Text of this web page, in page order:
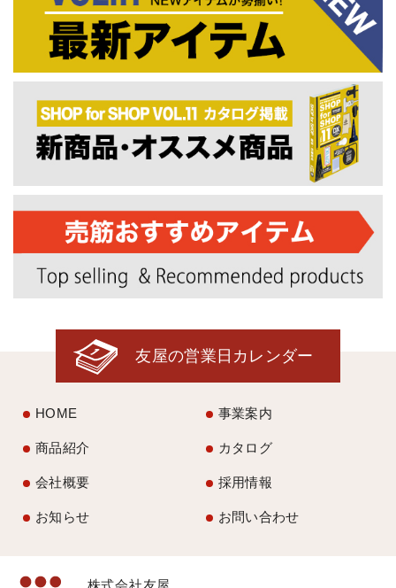
友屋の営業日カレンダー
HOME 事業案内
商品紹介 カタログ
会社概要 採用情報
お知らせ お問い合わせ